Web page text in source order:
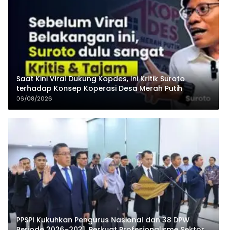
Saat Kini Viral Dukung Kopdes, Ini Kritik Suroto
terhadap Konsep Koperasi Desa Merah Putih
06/08/2026
PPSPI Kukuhkan Pengurus Nasional dan 38 DPW